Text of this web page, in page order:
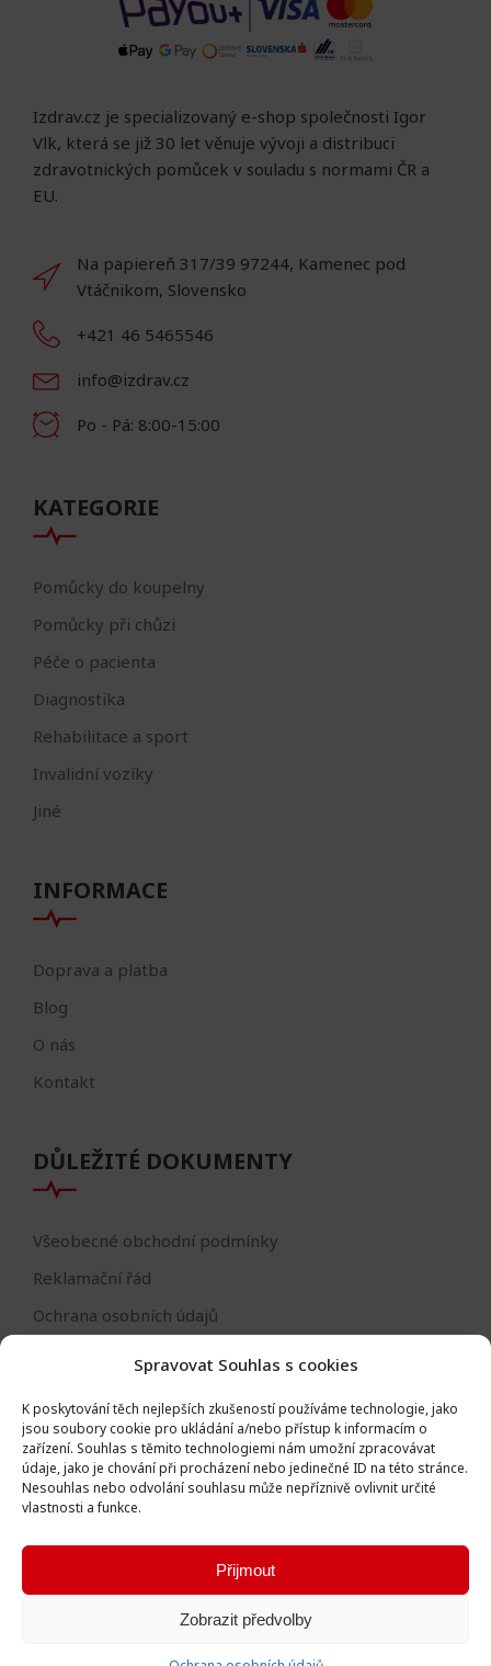
Spravovat Souhlas s cookies
K poskytování těch nejlepších zkušeností používáme technologie, jako
jsou soubory cookie pro ukládání a/nebo přístup k informacím o
zařízení. Souhlas s těmito technologiemi nám umožní zpracovávat
údaje, jako je chování při procházení nebo jedinečné ID na této stránce.
Nesouhlas nebo odvolání souhlasu může nepříznivě ovlivnit určité
vlastnosti a funkce.
Přijmout
Zobrazit předvolby
Izdrav.cz je specializovaný e-shop společnosti Igor
Vlk, která se již 30 let věnuje vývoji a distribuci
zdravotnických pomůcek v souladu s normami ČR a
EU.
Na papiereň 317/39 97244, Kamenec pod
Vtáčnikom, Slovensko
+421 46 5465546
info@izdrav.cz
Po - Pá: 8:00-15:00
KATEGORIE
Pomůcky do koupelny
Pomůcky při chůzi
Péče o pacienta
Diagnostika
Rehabilitace a sport
Invalidní vozíky
Jiné
INFORMACE
Doprava a platba
Blog
O nás
Kontakt
DŮLEŽITÉ DOKUMENTY
Všeobecné obchodní podmínky
Reklamační řád
Ochrana osobních údajů
Formulář - odstoupení od smlouvy
Odstoupení od smlouvy
Všechna práva vyhrazena © Igor Vlk - soukromá firma 2016 -